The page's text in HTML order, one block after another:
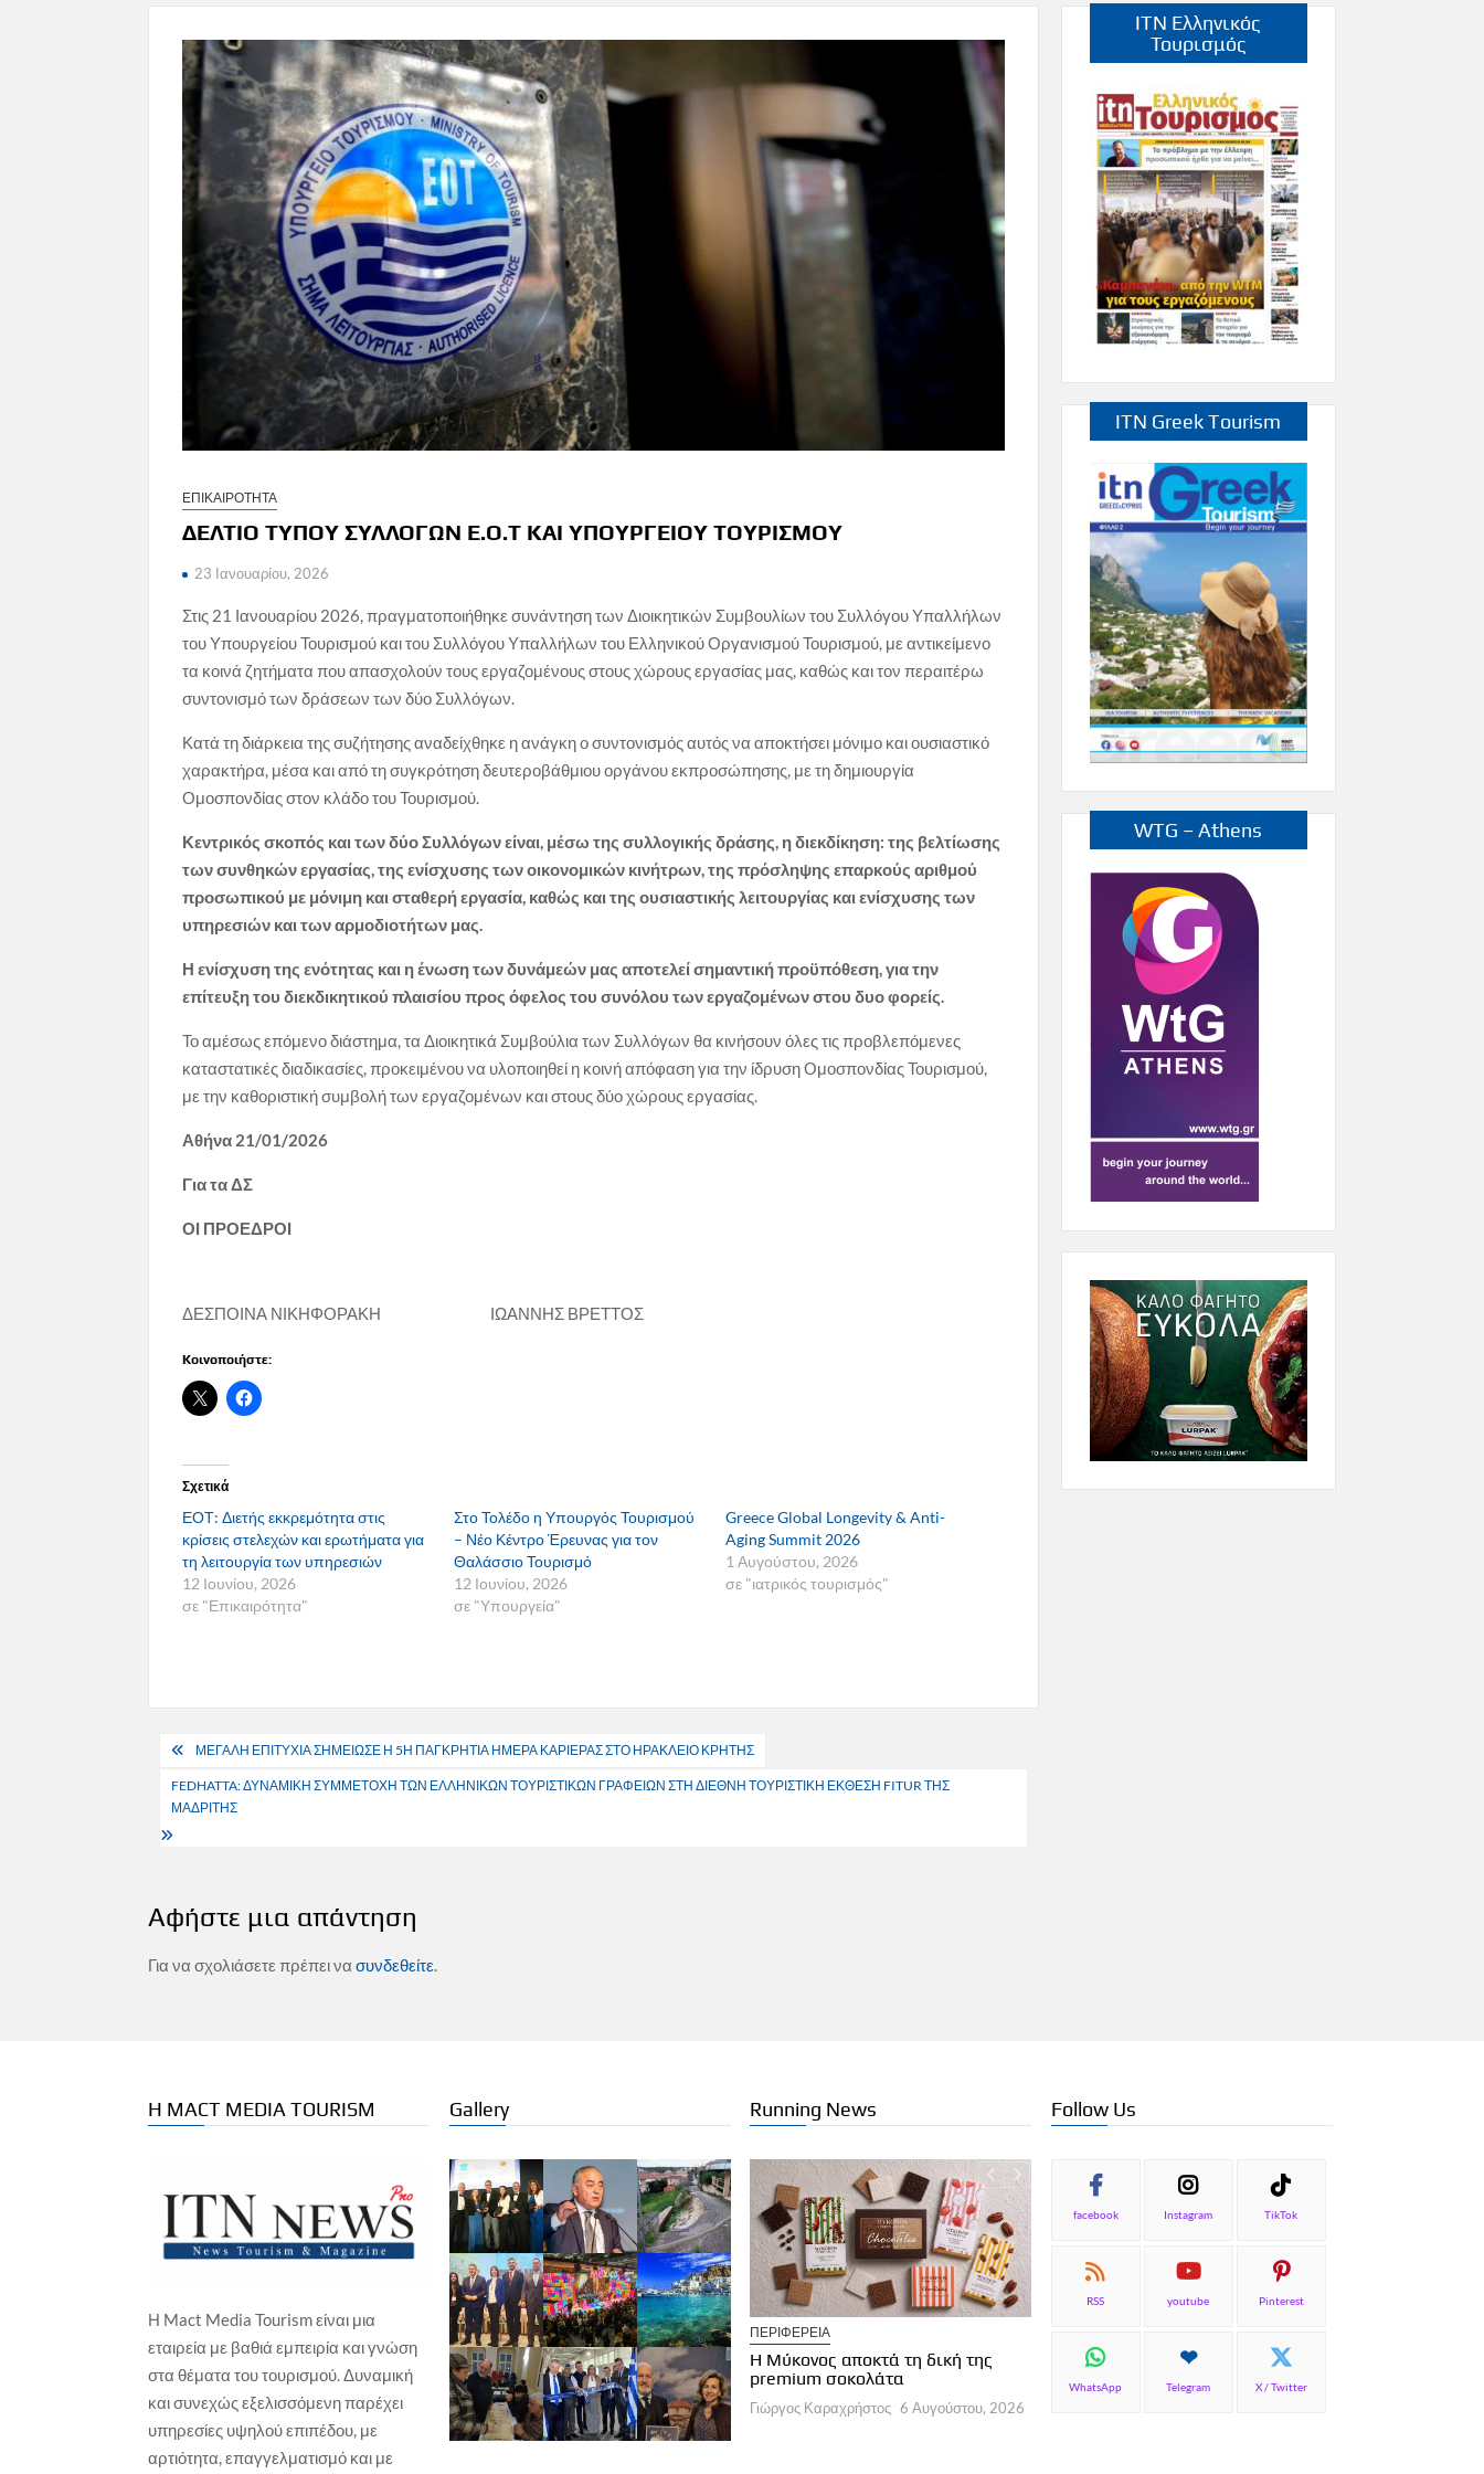
ΕΠΙΚΑΙΡΟΤΗΤΑ
ΔΕΛΤΙΟ ΤΥΠΟΥ ΣΥΛΛΟΓΩΝ Ε.Ο.Τ ΚΑΙ ΥΠΟΥΡΓΕΙΟΥ ΤΟΥΡΙΣΜΟΥ
23 Ιανουαρίου, 2026
Στις 21 Ιανουαρίου 2026, πραγματοποιήθηκε συνάντηση των Διοικητικών Συμβουλίων του Συλλόγου Υπαλλήλων
του Υπουργείου Τουρισμού και του Συλλόγου Υπαλλήλων του Ελληνικού Οργανισμού Τουρισμού, με αντικείμενο
τα κοινά ζητήματα που απασχολούν τους εργαζομένους στους χώρους εργασίας μας, καθώς και τον περαιτέρω
συντονισμό των δράσεων των δύο Συλλόγων.
Κατά τη διάρκεια της συζήτησης αναδείχθηκε η ανάγκη ο συντονισμός αυτός να αποκτήσει μόνιμο και ουσιαστικό
χαρακτήρα, μέσα και από τη συγκρότηση δευτεροβάθμιου οργάνου εκπροσώπησης, με τη δημιουργία
Ομοσπονδίας στον κλάδο του Τουρισμού.
Κεντρικός σκοπός και των δύο Συλλόγων είναι, μέσω της συλλογικής δράσης, η διεκδίκηση:της βελτίωσης
των συνθηκών εργασίας, της ενίσχυσης των οικονομικών κινήτρων, της πρόσληψης επαρκούς αριθμού
προσωπικού με μόνιμη και σταθερή εργασία, καθώς και της ουσιαστικής λειτουργίας και ενίσχυσης των
υπηρεσιών και των αρμοδιοτήτων μας.
Η ενίσχυση της ενότητας και η ένωση των δυνάμεών μας αποτελεί σημαντική προϋπόθεση, για την
επίτευξη του διεκδικητικού πλαισίου προς όφελος του συνόλου των εργαζομένων στου δυο φορείς.
Το αμέσως επόμενο διάστημα, τα Διοικητικά Συμβούλια των Συλλόγων θα κινήσουν όλες τις προβλεπόμενες
καταστατικές διαδικασίες, προκειμένου να υλοποιηθεί η κοινή απόφαση για την ίδρυση Ομοσπονδίας Τουρισμού,
με την καθοριστική συμβολή των εργαζομένων και στους δύο χώρους εργασίας.
Αθήνα 21/01/2026
Για τα ΔΣ
ΟΙ ΠΡΟΕΔΡΟΙ
ΔΕΣΠΟΙΝΑ ΝΙΚΗΦΟΡΑΚΗ ΙΩΑΝΝΗΣ ΒΡΕΤΤΟΣ
Κοινοποιήστε:
Σχετικά
ΕΟΤ: Διετής εκκρεμότητα στις
κρίσεις στελεχών και ερωτήματα για
τη λειτουργία των υπηρεσιών
12 Ιουνίου, 2026
σε "Επικαιρότητα"
Στο Τολέδο η Υπουργός Τουρισμού
– Νέο Κέντρο Έρευνας για τον
Θαλάσσιο Τουρισμό
12 Ιουνίου, 2026
σε "Υπουργεία"
Greece Global Longevity & Anti-
Aging Summit 2026
1 Αυγούστου, 2026
σε "ιατρικός τουρισμός"
Πλοήγηση
άρθρων
ΜΕΓΑΛΗ ΕΠΙΤΥΧΙΑ ΣΗΜΕΙΩΣΕ Η 5Η ΠΑΓΚΡΗΤΙΑ ΗΜΕΡΑ ΚΑΡΙΕΡΑΣ ΣΤΟ ΗΡΑΚΛΕΙΟ ΚΡΗΤΗΣ
FEDHATTA: ΔΥΝΑΜΙΚΗ ΣΥΜΜΕΤΟΧΗ ΤΩΝ ΕΛΛΗΝΙΚΩΝ ΤΟΥΡΙΣΤΙΚΩΝ ΓΡΑΦΕΙΩΝ ΣΤΗ ΔΙΕΘΝΗ ΤΟΥΡΙΣΤΙΚΗ ΕΚΘΕΣΗ FITUR ΤΗΣ
ΜΑΔΡΙΤΗΣ
Αφήστε μια απάντηση
Για να σχολιάσετε πρέπει νασυνδεθείτε.
ITN Ελληνικός
Τουρισμός
ITN Greek Tourism
WTG – Athens
Η MACT MEDIA TOURISM
Η Mact Media Tourism είναι μια
εταιρεία με βαθιά εμπειρία και γνώση
στα θέματα του τουρισμού. Δυναμική
και συνεχώς εξελισσόμενη παρέχει
υπηρεσίες υψηλού επιπέδου, με
αρτιότητα, επαγγελματισμό και με
Gallery Running News
ΕΚΔΗΛΩΣΕΙΣ / ΕΚΘΕΣΕΙΣ
Ο ΠΣΑΠΠ φέρνει το Football Unity
Festival
Γιώργος Καραχρήστος 6 Αυγούστου, 2026
ΕΠΙΛΟΓΕΣ ΣΥΝΤΑΚΤΩΝ
Νέα εποχή στη διαχείριση των
προορισμών
Γιώργος Καραχρήστος 6 Αυγούστου, 2026
ΠΕΡΙΦΕΡΕΙΑ
Η Μύκονος αποκτά τη δική της
premium σοκολάτα
Γιώργος Καραχρήστος 6 Αυγούστου, 2026
Η Μεσσηνία επενδύει σε
Follow Us
facebook Instagram TikTok
RSS youtube Pinterest
WhatsApp Telegram X / Twitter